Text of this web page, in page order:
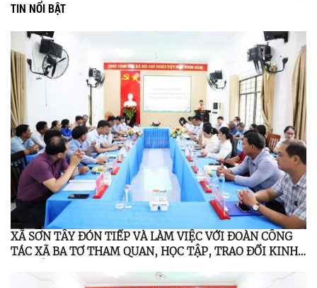
TIN NỔI BẬT
XÃ SƠN TÂY ĐÓN TIẾP VÀ LÀM VIỆC VỚI ĐOÀN CÔNG
TÁC XÃ BA TƠ THAM QUAN, HỌC TẬP, TRAO ĐỔI KINH